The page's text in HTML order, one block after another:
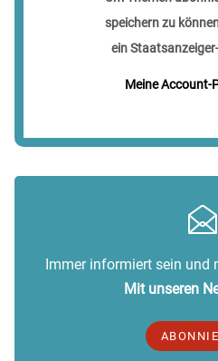
speichern zu
ein
Meine Account-
Immer informiert sein und
Mit unseren